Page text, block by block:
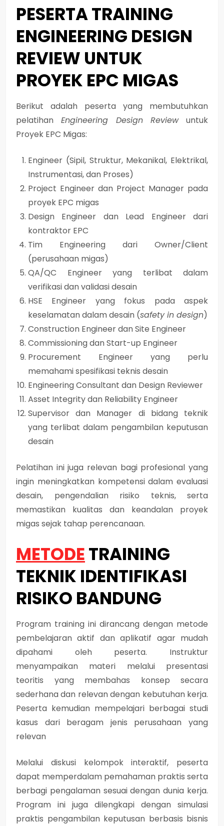
PESERTA TRAINING
ENGINEERING DESIGN
REVIEW UNTUK
PROYEK EPC MIGAS
Berikut adalah peserta yang membutuhkan
pelatihan Engineering Design Reviewuntuk
Proyek EPC Migas:
Engineer (Sipil, Struktur, Mekanikal, Elektrikal,
Instrumentasi, dan Proses)
Project Engineer dan Project Manager pada
proyek EPC migas
Design Engineer dan Lead Engineer dari
kontraktor EPC
Tim Engineering dari Owner/Client
(perusahaan migas)
QA/QC Engineer yang terlibat dalam
verifikasi dan validasi desain
HSE Engineer yang fokus pada aspek
keselamatan dalam desain (safety in design)
Construction Engineer dan Site Engineer
Commissioning dan Start-up Engineer
Procurement Engineer yang perlu
memahami spesifikasi teknis desain
Engineering Consultant dan Design Reviewer
Asset Integrity dan Reliability Engineer
Supervisor dan Manager di bidang teknik
yang terlibat dalam pengambilan keputusan
desain
Pelatihan ini juga relevan bagi profesional yang
ingin meningkatkan kompetensi dalam evaluasi
desain, pengendalian risiko teknis, serta
memastikan kualitas dan keandalan proyek
migas sejak tahap perencanaan.
METODETRAINING
TEKNIK IDENTIFIKASI
RISIKO BANDUNG
Program training ini dirancang dengan metode
pembelajaran aktif dan aplikatif agar mudah
dipahami oleh peserta. Instruktur
menyampaikan materi melalui presentasi
teoritis yang membahas konsep secara
sederhana dan relevan dengan kebutuhan kerja.
Peserta kemudian mempelajari berbagai studi
kasus dari beragam jenis perusahaan yang
relevan
Melalui diskusi kelompok interaktif, peserta
dapat memperdalam pemahaman praktis serta
berbagi pengalaman sesuai dengan dunia kerja.
Program ini juga dilengkapi dengan simulasi
praktis pengambilan keputusan berbasis bisnis